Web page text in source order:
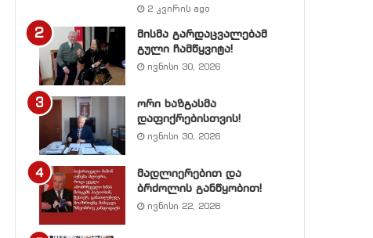
2 კვირის ago
მისმა გარდაცვალებამ
გული ჩამწყვიტა!
ივნისი 30, 2026
ორი ხაზგასმა
დაფიქრებისთვის!
ივნისი 30, 2026
მადლიერებით და
ბრძოლის განწყობით!
ივნისი 22, 2026